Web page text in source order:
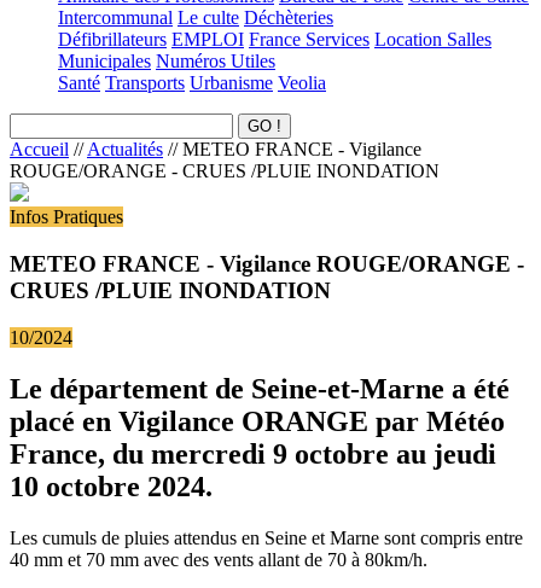
Intercommunal Le culte Déchèteries
Défibrillateurs EMPLOI France Services Location Salles
Municipales Numéros Utiles
Santé Transports Urbanisme Veolia
Accueil //Actualités // METEO FRANCE - Vigilance
ROUGE/ORANGE - CRUES /PLUIE INONDATION
Infos Pratiques
METEO FRANCE - Vigilance ROUGE/ORANGE -
CRUES /PLUIE INONDATION
10/2024
Le département de Seine-et-Marne a été
placé en Vigilance ORANGE par Météo
France, du mercredi 9 octobre au jeudi
10 octobre 2024.
Les cumuls de pluies attendus en Seine et Marne sont compris entre
40 mm et 70 mm avec des vents allant de 70 à 80km/h.